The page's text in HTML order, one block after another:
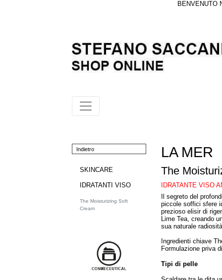
BENVENUTO
Indietro
SKINCARE
IDRATANTI VISO
The Moisturizing Soft
Cream
LA MER
The
IDRATANTE VISO
Il segreto del
piccole soffici sfere
prezioso elisir di
Lime Tea, creando
sua naturale
Ingredienti chiave
Formulazione priva
Tipi di pelle